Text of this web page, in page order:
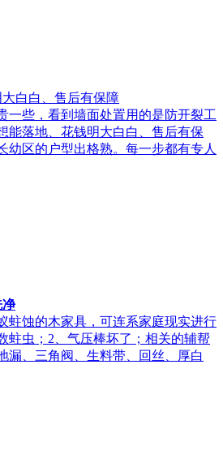
白白、售后有保障
一些，看到墙面处置用的是防开裂工
能落地、花钱明大白白、售后有保
幼区的户型出格熟。每一步都有专人
净
蛀蚀的木家具，可连系家庭现实进行
蛀虫；2、气压棒坏了；相关的辅帮
漏、三角阀、生料带、回丝、厚白